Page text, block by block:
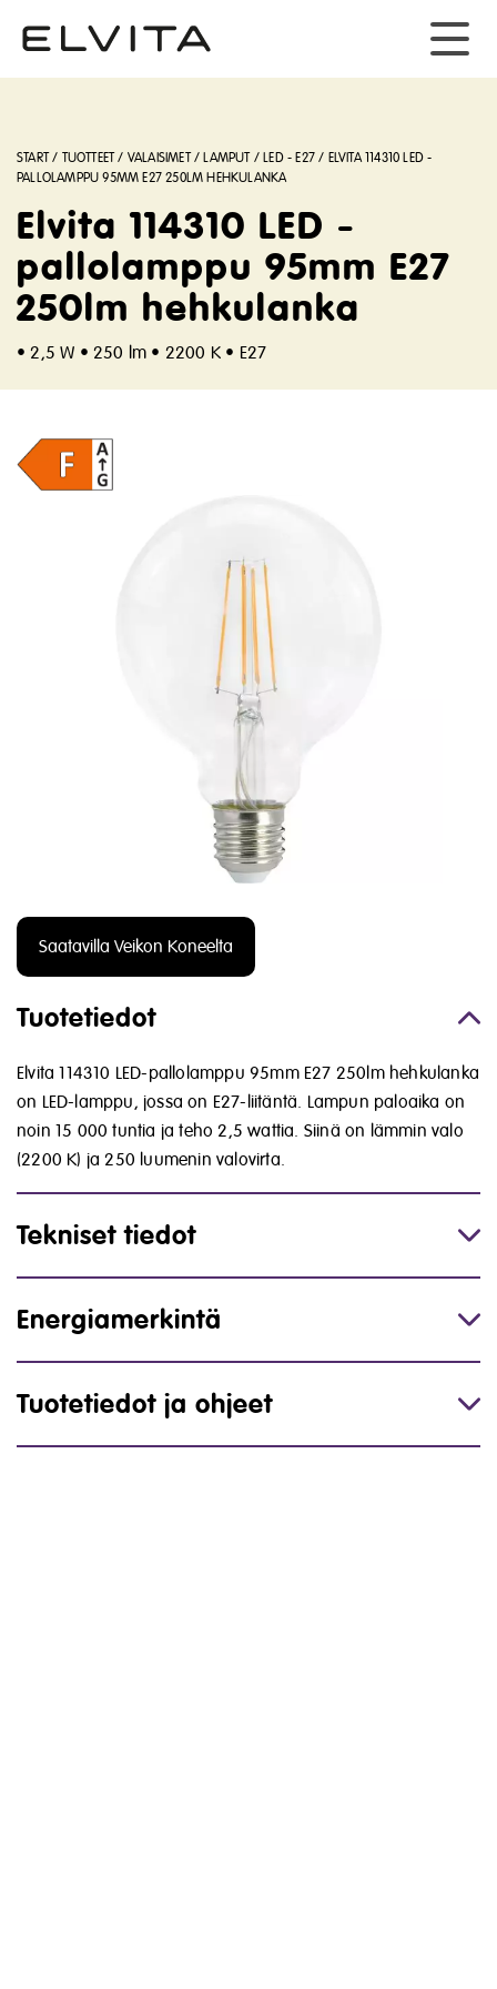
START/ TUOTTEET/ VALAISIMET/LAMPUT/LED - E27 / ELVITA 114310 LED -
PALLOLAMPPU 95MM E27 250LM HEHKULANKA
Elvita 114310 LED -
pallolamppu 95mm E27
250lm hehkulanka
• 2,5 W • 250 lm • 2200 K • E27
Saatavilla Veikon Koneelta
Tuotetiedot
Elvita 114310 LED-pallolamppu 95mm E27 250lm hehkulanka
on LED-lamppu, jossa on E27-liitäntä. Lampun paloaika on
noin 15 000 tuntia ja teho 2,5 wattia. Siinä on lämmin valo
(2200 K) ja 250 luumenin valovirta.
Tekniset tiedot
Energiamerkintä
Tuotetiedot ja ohjeet